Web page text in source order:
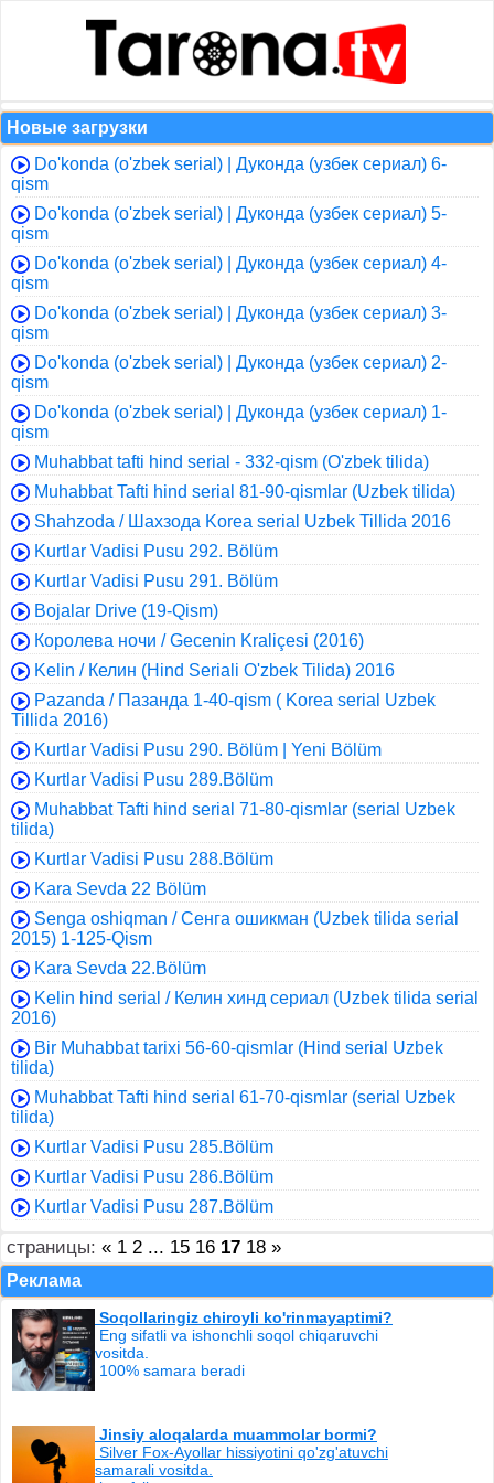
Новые загрузки
Do'konda (o'zbek serial) | Дуконда (узбек сериал) 6-
qism
Do'konda (o'zbek serial) | Дуконда (узбек сериал) 5-
qism
Do'konda (o'zbek serial) | Дуконда (узбек сериал) 4-
qism
Do'konda (o'zbek serial) | Дуконда (узбек сериал) 3-
qism
Do'konda (o'zbek serial) | Дуконда (узбек сериал) 2-
qism
Do'konda (o'zbek serial) | Дуконда (узбек сериал) 1-
qism
Muhabbat tafti hind serial - 332-qism (O'zbek tilida)
Muhabbat Tafti hind serial 81-90-qismlar (Uzbek tilida)
Shahzoda / Шахзода Korea serial Uzbek Tillida 2016
Kurtlar Vadisi Pusu 292. Bölüm
Kurtlar Vadisi Pusu 291. Bölüm
Bojalar Drive (19-Qism)
Королева ночи / Gecenin Kraliçesi (2016)
Kelin / Келин (Hind Seriali O'zbek Tilida) 2016
Pazanda / Пазанда 1-40-qism ( Korea serial Uzbek
Tillida 2016)
Kurtlar Vadisi Pusu 290. Bölüm | Yeni Bölüm
Kurtlar Vadisi Pusu 289.Bölüm
Muhabbat Tafti hind serial 71-80-qismlar (serial Uzbek
tilida)
Kurtlar Vadisi Pusu 288.Bölüm
Kara Sevda 22 Bölüm
Senga oshiqman / Сенга ошикман (Uzbek tilida serial
2015) 1-125-Qism
Kara Sevda 22.Bölüm
Kelin hind serial / Келин хинд сериал (Uzbek tilida serial
2016)
Bir Muhabbat tarixi 56-60-qismlar (Hind serial Uzbek
tilida)
Muhabbat Tafti hind serial 61-70-qismlar (serial Uzbek
tilida)
Kurtlar Vadisi Pusu 285.Bölüm
Kurtlar Vadisi Pusu 286.Bölüm
Kurtlar Vadisi Pusu 287.Bölüm
страницы: « 1 2 ... 15 16 17 18 »
Реклама
Soqollaringiz chiroyli ko'rinmayaptimi?
Eng sifatli va ishonchli soqol chiqaruvchi
vositda.
100% samara beradi
Jinsiy aloqalarda muammolar bormi?
Silver Fox-Ayollar hissiyotini qo'zg'atuvchi
samarali vositda.